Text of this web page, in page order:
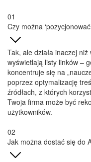
Czy można
Tak, ale działa inaczej
wyświetlają listy linków –
koncentruje się na
poprzez optymalizację
źródłach, z których
Twoja firma może być
użytkowników.
Jak można dostać się do